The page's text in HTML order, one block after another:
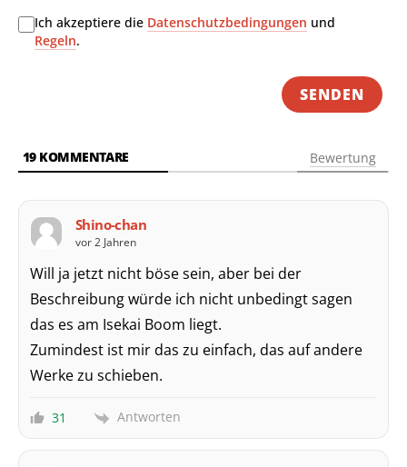
Ich akzeptiere die Datenschutzbedingungen und
Regeln.
19KOMMENTARE Bewertung
Shino-chan
vor 2 Jahren
Will ja jetzt nicht böse sein, aber bei der
Beschreibung würde ich nicht unbedingt sagen
das es am Isekai Boom liegt.
Zumindest ist mir das zu einfach, das auf andere
Werke zu schieben.
31 Antworten